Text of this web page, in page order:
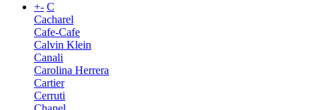
+- C
Cacharel
Cafe-Cafe
Calvin Klein
Canali
Carolina Herrera
Cartier
Cerruti